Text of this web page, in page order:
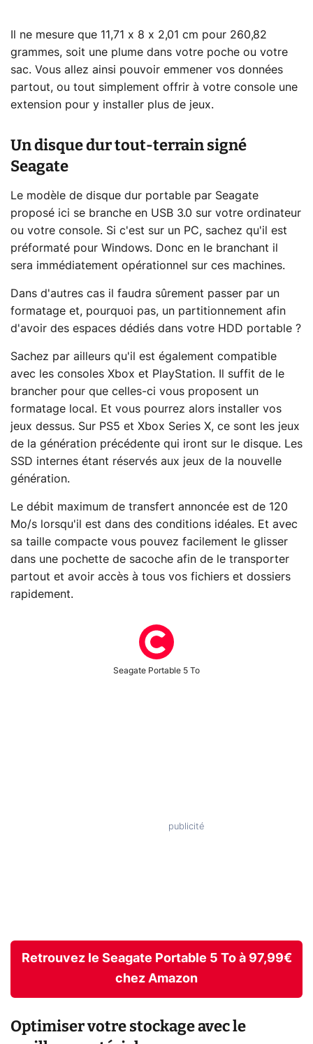
Il ne mesure que 11,71 x 8 x 2,01 cm pour 260,82
grammes, soit une plume dans votre poche ou votre
sac. Vous allez ainsi pouvoir emmener vos données
partout, ou tout simplement offrir à votre console une
extension pour y installer plus de jeux.
Un disque dur tout-terrain signé
Seagate
Le modèle de disque dur portable par Seagate
proposé ici se branche en USB 3.0 sur votre ordinateur
ou votre console. Si c'est sur un PC, sachez qu'il est
préformaté pour Windows. Donc en le branchant il
sera immédiatement opérationnel sur ces machines.
Dans d'autres cas il faudra sûrement passer par un
formatage et, pourquoi pas, un partitionnement afin
d'avoir des espaces dédiés dans votre HDD portable ?
Sachez par ailleurs qu'il est également compatible
avec les consoles Xbox et PlayStation. Il suffit de le
brancher pour que celles-ci vous proposent un
formatage local. Et vous pourrez alors installer vos
jeux dessus. Sur PS5 et Xbox Series X, ce sont les jeux
de la génération précédente qui iront sur le disque. Les
SSD internes étant réservés aux jeux de la nouvelle
génération.
Le débit maximum de transfert annoncée est de 120
Mo/s lorsqu'il est dans des conditions idéales. Et avec
sa taille compacte vous pouvez facilement le glisser
dans une pochette de sacoche afin de le transporter
partout et avoir accès à tous vos fichiers et dossiers
rapidement.
Seagate Portable 5 To
Retrouvez le Seagate Portable 5 To à 97,99€
chez Amazon
Optimiser votre stockage avec le